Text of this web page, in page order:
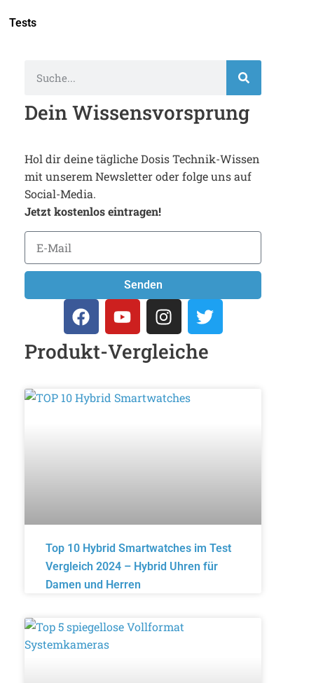
Tests
Dein Wissensvorsprung
Hol dir deine tägliche Dosis Technik-Wissen
mit unserem Newsletter oder folge uns auf
Social-Media.
Jetzt kostenlos eintragen!
Senden
Produkt-Vergleiche
Top 10 Hybrid Smartwatches im Test
Vergleich 2024 – Hybrid Uhren für
Damen und Herren